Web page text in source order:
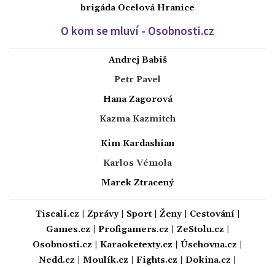
brigáda Ocelová Hranice
O kom se mluví - Osobnosti.cz
Andrej Babiš
Petr Pavel
Hana Zagorová
Kazma Kazmitch
Kim Kardashian
Karlos Vémola
Marek Ztracený
Tiscali.cz Zprávy| Sport| Ženy| Cestování|
Games.cz
Profigamers.cz ZeStolu.cz
Osobnosti.cz
Karaoketexty.cz Úschovna.cz
Nedd.cz
Moulík.cz Fights.cz Dokina.cz